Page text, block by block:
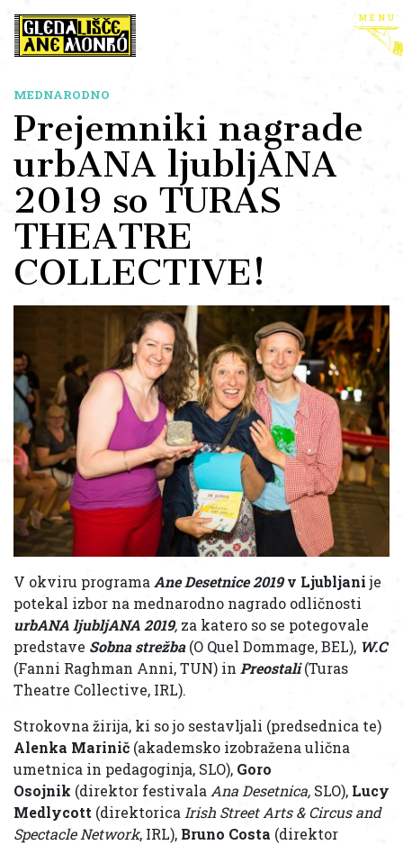
menu
MEDNARODNO
Prejemniki nagrade
urbANA ljubljANA
2019 so TURAS
THEATRE
COLLECTIVE!
V okviru programaAne Desetnice 2019v Ljubljanije
potekal izbor na mednarodno nagrado odličnosti
urbANA ljubljANA 2019, za katero so se potegovale
predstave Sobna strežba(O Quel Dommage, BEL), W.C
(Fanni Raghman Anni, TUN) in Preostali (Turas
Theatre Collective, IRL).
Strokovna žirija, ki so jo sestavljali (predsednica te)
Alenka Marinič (akademsko izobražena ulična
umetnica in pedagoginja, SLO), Goro
Osojnik (direktor festivalaAna Desetnica, SLO), Lucy
Medlycott (direktoricaIrish Street Arts & Circus and
Spectacle Network, IRL), Bruno Costa (direktor